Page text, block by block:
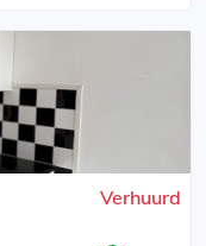
Verhuurd